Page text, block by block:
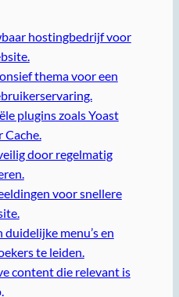
hostingbedrijf voor
thema voor een
plugins zoals Yoast
Cache.
door regelmatig
voor snellere
menu’s en
te leiden.
content die relevant is